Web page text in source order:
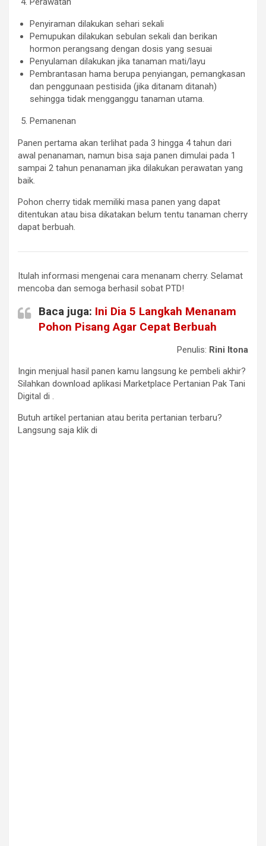
Penyiraman dilakukan sehari sekali
Pemupukan dilakukan sebulan sekali dan berikan
hormon perangsang dengan dosis yang sesuai
Penyulaman dilakukan jika tanaman mati/layu
Pembrantasan hama berupa penyiangan, pemangkasan
dan penggunaan pestisida (jika ditanam ditanah)
sehingga tidak mengganggu tanaman utama.
Pemanenan
Panen pertama akan terlihat pada 3 hingga 4 tahun dari
awal penanaman, namun bisa saja panen dimulai pada 1
sampai 2 tahun penanaman jika dilakukan perawatan yang
baik.
Pohon cherry tidak memiliki masa panen yang dapat
ditentukan atau bisa dikatakan belum tentu tanaman cherry
dapat berbuah.
Itulah informasi mengenai cara menanam cherry. Selamat
mencoba dan semoga berhasil sobat PTD!
Baca juga: Ini Dia 5 Langkah Menanam
Pohon Pisang Agar Cepat Berbuah
Penulis: Rini Itona
Ingin menjual hasil panen kamu langsung ke pembeli akhir?
Silahkan download aplikasi Marketplace Pertanian Pak Tani
Digital di .
Butuh artikel pertanian atau berita pertanian terbaru?
Langsung saja klik di